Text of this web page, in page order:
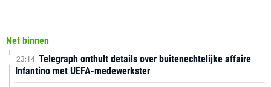
Net binnen
23:14 Telegraph onthult details over buitenechtelijke affaire
Infantino met UEFA-medewerkster